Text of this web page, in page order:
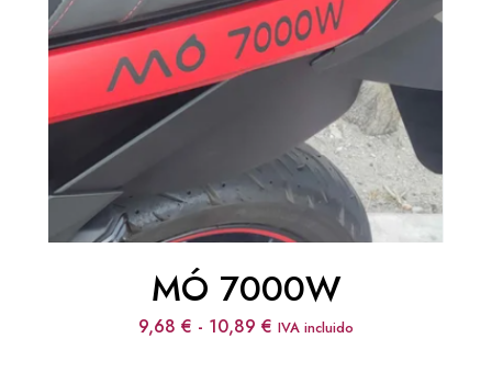
MÓ 7000W
9,68 € - 10,89 € Rango
IVA incluido